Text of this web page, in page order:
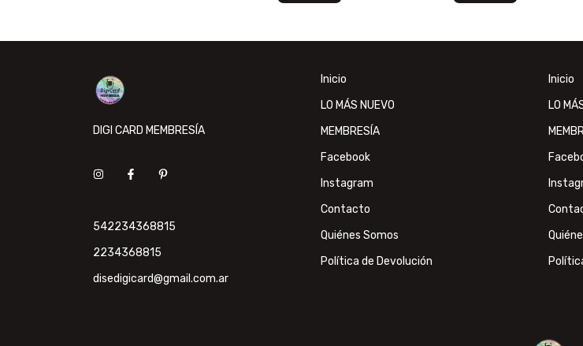
DIGI CARD MEMBRESÍA
542234368815
2234368815
disedigicard@gmail.com.ar
Inicio
LO MÁS NUEVO
MEMBRESÍA
Facebook
Instagram
Contacto
Quiénes Somos
Política de Devolución
Inicio
LO